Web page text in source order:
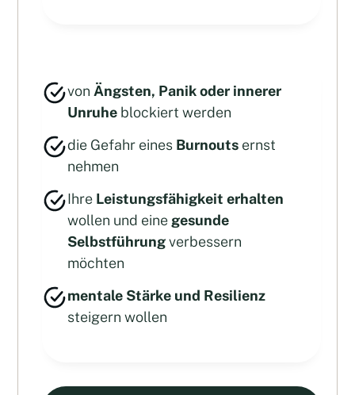
von Ängsten, Panik oder innerer
Unruhe blockiert werden
die Gefahr eines Burnouts ernst
nehmen
Ihre Leistungsfähigkeit erhalten
wollen und eine gesunde
Selbstführungverbessern
möchten
mentale Stärke und Resilienz
steigern wollen